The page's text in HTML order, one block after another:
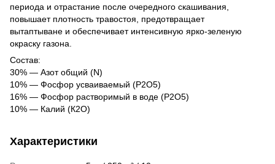
периода и отрастание после очередного скашивания,
повышает плотность травостоя, предотвращает
вытаптыване и обеспечивает интенсивную ярко-зеленую
окраску газона.
Состав:
30% — Азот общий (N)
10% — Фосфор усваиваемый (Р2О5)
16% — Фосфор растворимый в воде (Р2О5)
10% — Калий (К2О)
Характеристики